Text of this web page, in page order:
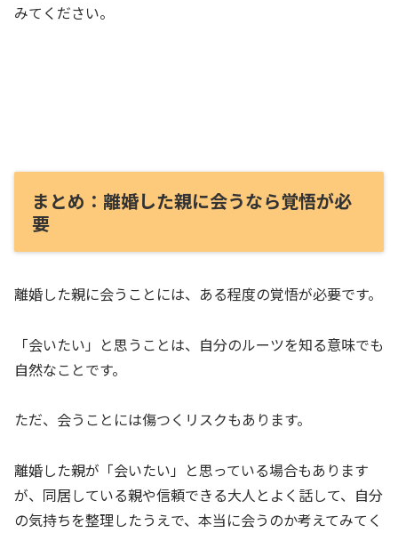
みてください。
まとめ：離婚した親に会うなら覚悟が必
要
離婚した親に会うことには、ある程度の覚悟が必要です。
「会いたい」と思うことは、自分のルーツを知る意味でも
自然なことです。
ただ、会うことには傷つくリスクもあります。
離婚した親が「会いたい」と思っている場合もあります
が、同居している親や信頼できる大人とよく話して、自分
の気持ちを整理したうえで、本当に会うのか考えてみてく